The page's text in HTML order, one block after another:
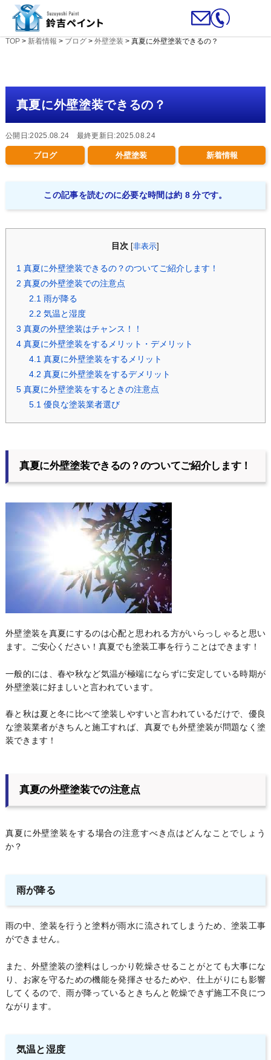
TOP> 新着情報 > ブログ> 外壁塗装 > 真夏に外壁塗装できるの？
真夏に外壁塗装できるの？
公開日:2025.08.24 最終更新日:2025.08.24
ブログ 外壁塗装 新着情報
この記事を読むのに必要な時間は約 8 分です。
目次 [非表示
1 真夏に外壁塗装できるの？のついてご紹介します！
2 真夏の外壁塗装での注意点
2.1 雨が降る
2.2 気温と湿度
3 真夏の外壁塗装はチャンス！！
4真夏に外壁塗装をするメリット・デメリット
4.1 真夏に外壁塗装をするメリット
4.2 真夏に外壁塗装をするデメリット
5真夏に外壁塗装をするときの注意点
5.1 優良な塗装業者選び
真夏に外壁塗装できるの？のついてご紹介します！
外壁塗装を真夏にするのは心配と思われる方がいらっしゃると思い
ます。ご安心ください！真夏でも塗装工事を行うことはできます！
一般的には、春や秋など気温が極端にならずに安定している時期が
外壁塗装に好ましいと言われています。
春と秋は夏と冬に比べて塗装しやすいと言われているだけで、優良
な塗装業者がきちんと施工すれば、真夏でも外壁塗装が問題なく塗
装できます！
真夏の外壁塗装での注意点
真夏に外壁塗装をする場合の注意すべき点はどんなことでしょう
か？
雨が降る
雨の中、塗装を行うと塗料が雨水に流されてしまうため、塗装工事
ができません。
また、外壁塗装の塗料はしっかり乾燥させることがとても大事にな
り、お家を守るための機能を発揮させるためや、仕上がりにも影響
してくるので、雨が降っているときちんと乾燥できず施工不良につ
ながります。
気温と湿度